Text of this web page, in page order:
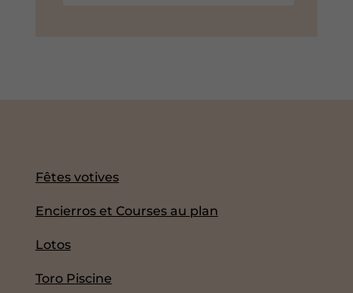
Fêtes votives
Encierros et Courses au plan
Lotos
Toro Piscine